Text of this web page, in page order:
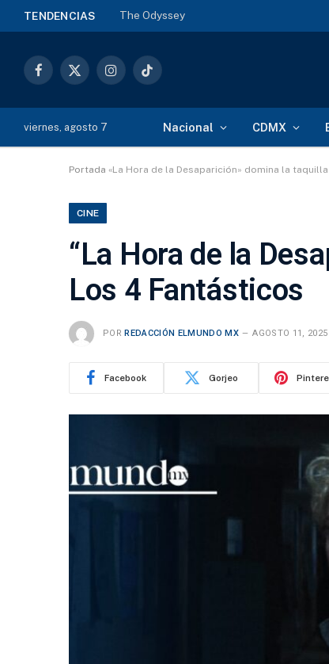
TENDENCIAS 35 mil árboles en CDMX: arranca
Facebook
X
InstagramTikTok
viernes, agosto 7 Nacional CDMX
Portada «La Hora de la Desaparición» domina la
CINE
“La Hora de la
Los 4 Fantásticos
POR REDACCIÓN ELMUNDO MX AGOSTO 11, 2025
Facebook Gorjeo